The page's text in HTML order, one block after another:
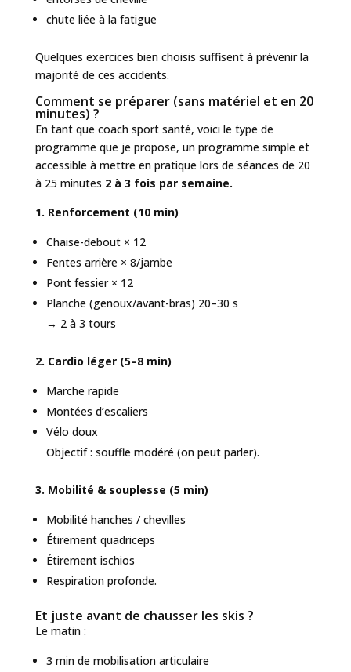
chute liée à la fatigue
Quelques exercices bien choisis suffisent à prévenir la
majorité de ces accidents.
Comment se préparer (sans matériel et en 20
minutes) ?
En tant que coach sport santé, voici le type de
programme que je propose, un programme simple et
accessible à mettre en pratique lors de séances de 20
à 25 minutes 2 à 3 fois par semaine.
1. Renforcement (10 min)
Chaise-debout × 12
Fentes arrière × 8/jambe
Pont fessier × 12
Planche (genoux/avant-bras) 20–30 s
→ 2 à 3 tours
2. Cardio léger (5–8 min)
Marche rapide
Montées d’escaliers
Vélo doux
Objectif : souffle modéré (on peut parler).
3. Mobilité & souplesse (5 min)
Mobilité hanches / chevilles
Étirement quadriceps
Étirement ischios
Respiration profonde.
Et juste avant de chausser les skis ?
Le matin :
3 min de mobilisation articulaire